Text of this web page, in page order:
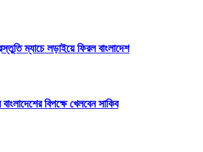
ম্যাচে লড়াইয়ে ফিরল বাংলাদেশ
বিপক্ষে খেলবেন সাকিব